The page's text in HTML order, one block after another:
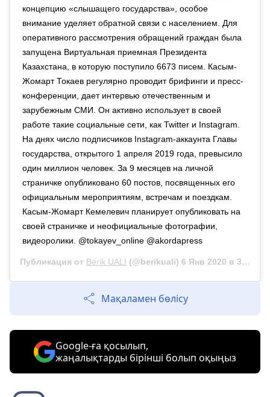
концепцию «слышащего государства», особое
внимание уделяет обратной связи с населением. Для
оперативного рассмотрения обращений граждан была
запущена Виртуальная приемная Президента
Казахстана, в которую поступило 6673 писем. Касым-
Жомарт Токаев регулярно проводит брифинги и пресс-
конференции, дает интервью отечественным и
зарубежным СМИ. Он активно использует в своей
работе такие социальные сети, как Twitter и Instagram.
На днях число подписчиков Instagram-аккаунта Главы
государства, открытого 1 апреля 2019 года, превысило
один миллион человек. За 9 месяцев на личной
страничке опубликовано 60 постов, посвященных его
официальным мероприятиям, встречам и поездкам.
Касым-Жомарт Кемелевич планирует опубликовать на
своей страничке и неофициальные фотографии,
видеоролики. @tokayev_online @akordapress
Публикация от Berik UALI (@berikuali) 6 Янв 2020 в 3:37 PST
Мақаламен бөлісу
Google-ға қосылып,
жаңалықтарды бірінші болып оқыңыз